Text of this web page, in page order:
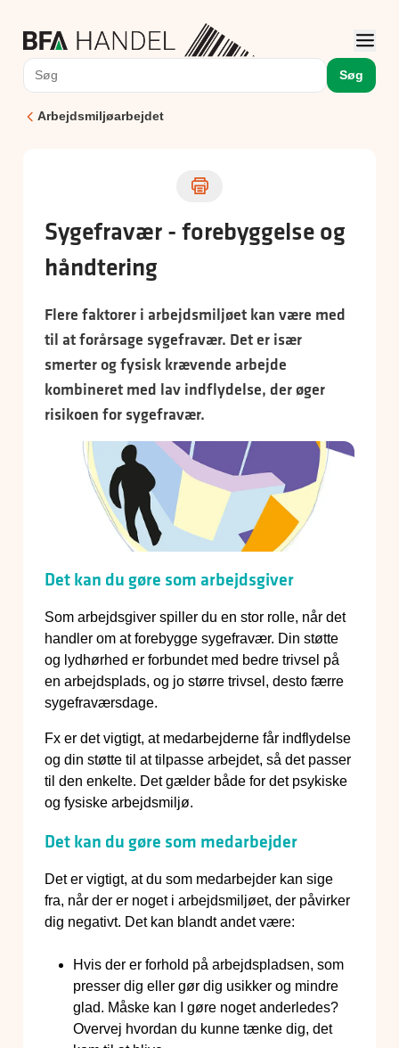
Søg
Arbejdsmiljøarbejdet
Sygefravær - forebyggelse og
håndtering
Flere faktorer i arbejdsmiljøet kan være med
til at forårsage sygefravær. Det er især
smerter og fysisk krævende arbejde
kombineret med lav indflydelse, der øger
risikoen for sygefravær.
Det kan du gøre som arbejdsgiver
Som arbejdsgiver spiller du en stor rolle, når det
handler om at forebygge sygefravær. Din støtte
og lydhørhed er forbundet med bedre trivsel på
en arbejdsplads, og jo større trivsel, desto færre
sygefraværsdage.
Fx er det vigtigt, at medarbejderne får indflydelse
og din støtte til at tilpasse arbejdet, så det passer
til den enkelte. Det gælder både for det psykiske
og fysiske arbejdsmiljø.
Det kan du gøre som medarbejder
Det er vigtigt, at du som medarbejder kan sige
fra, når der er noget i arbejdsmiljøet, der påvirker
dig negativt. Det kan blandt andet være:
Hvis der er forhold på arbejdspladsen, som
presser dig eller gør dig usikker og mindre
glad. Måske kan I gøre noget anderledes?
Overvej hvordan du kunne tænke dig, det